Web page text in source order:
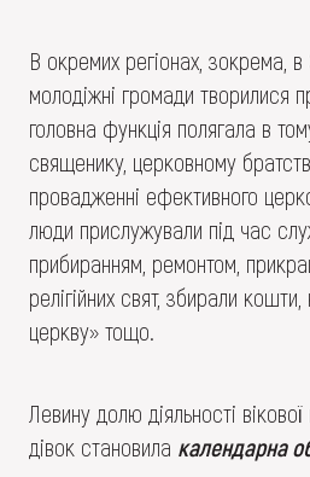
В окремих регіонах, зокрема, в
молодіжні громади творилися
головна функція полягала в
священику, церковному
провадженні ефективного
люди прислужували під час
прибиранням, ремонтом,
релігійних свят, збирали
церкву» тощо.
Левину долю діяльності
дівок становила календарна